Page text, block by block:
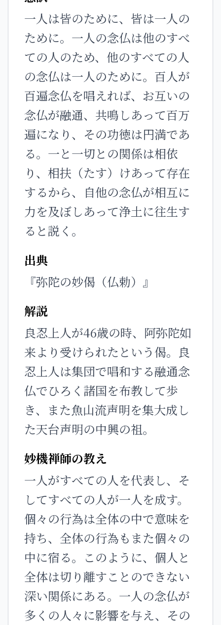
一人は皆のために、皆は一人の
ために。一人の念仏は他のすべ
ての人のため、他のすべての人
の念仏は一人のために。百人が
百遍念仏を唱えれば、お互いの
念仏が融通、共鳴しあって百万
遍になり、その功徳は円満であ
る。一と一切との関係は相依
り、相扶（たす）けあって存在
するから、自他の念仏が相互に
力を及ぼしあって浄土に往生す
ると説く。
出典
『弥陀の妙偈（仏勅）』
解説
良忍上人が46歳の時、阿弥陀如
来より受けられたという偈。良
忍上人は集団で唱和する融通念
仏でひろく諸国を布教して歩
き、また魚山流声明を集大成し
た天台声明の中興の祖。
妙機禅師の教え
一人がすべての人を代表し、そ
してすべての人が一人を成す。
個々の行為は全体の中で意味を
持ち、全体の行為もまた個々の
中に宿る。このように、個人と
全体は切り離すことのできない
深い関係にある。一人の念仏が
多くの人々に影響を与え、その